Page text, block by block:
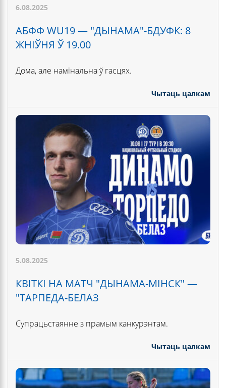
6.08.2025
АБФФ WU19 — "ДЫНАМА"-БДУФК: 8
ЖНІЎНЯ Ў 19.00
Дома, але намінальна ў гасцях.
Чытаць цалкам
5.08.2025
КВІТКІ НА МАТЧ "ДЫНАМА-МІНСК" —
"ТАРПЕДА-БЕЛАЗ
Супрацьстаянне з прамым канкурэнтам.
Чытаць цалкам